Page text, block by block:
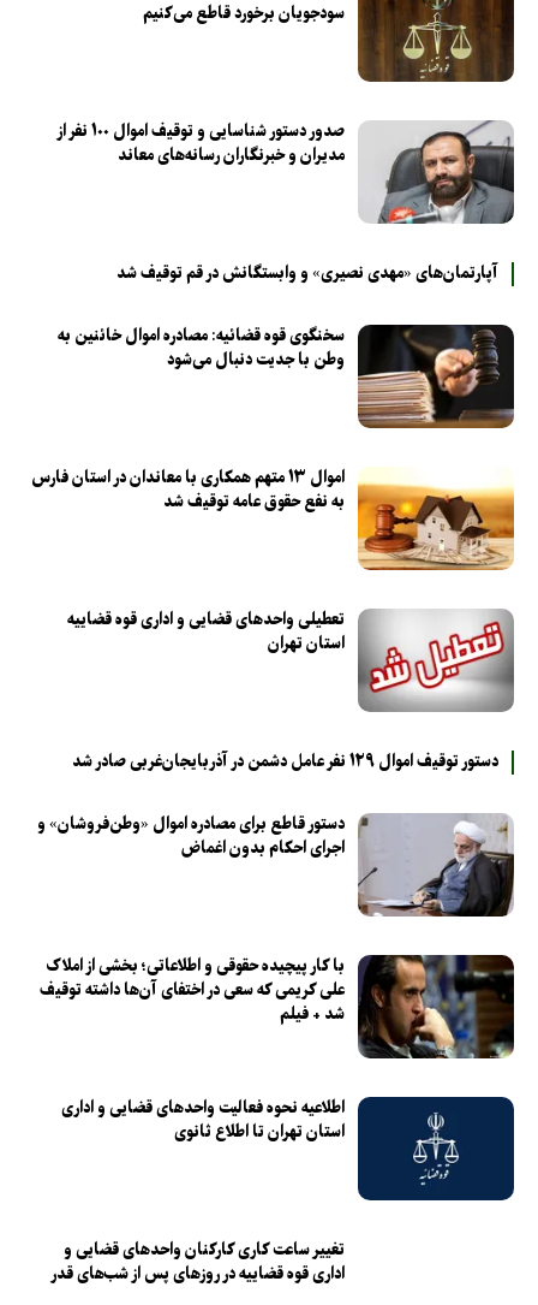
سودجویان برخورد قاطع می‌کنیم
صدور دستور شناسایی و توقیف اموال ۱۰۰ نفر از
مدیران و خبرنگاران رسانه‌های معاند
آپارتمان‌های «مهدی نصیری» و وابستگانش در قم توقیف شد
سخنگوی قوه قضائیه: مصادره اموال خائنین به
وطن با جدیت دنبال می‌شود
اموال ۱۳ متهم همکاری با معاندان در استان فارس
به نفع حقوق عامه توقیف شد
تعطیلی واحدهای قضایی و اداری قوه قضاییه
استان تهران
دستور توقیف اموال ۱۲۹ نفر عامل دشمن در آذربایجان‌غربی صادر شد
دستور قاطع برای مصادره اموال «وطن‌فروشان» و
اجرای احکام بدون اغماض
با کار پیچیده حقوقی و اطلاعاتی؛ بخشی از املاک
علی کریمی که سعی در اختفای آن‌ها داشته توقیف
شد + فیلم
اطلاعیه نحوه فعالیت واحدهای قضایی و اداری
استان تهران تا اطلاع ثانوی
تغییر ساعت کاری کارکنان واحدهای قضایی و
اداری قوه قضاییه در روزهای پس از شب‌های قدر